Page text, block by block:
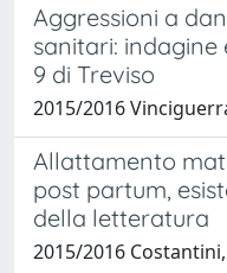
Aggressioni a
sanitari: indagine
9 di Treviso
2015/2016
Allattamento
post partum,
della letteratura
2015/2016